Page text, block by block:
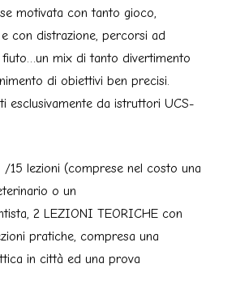
motivata con tanto gioco,
con distrazione, percorsi ad
fiuto…un mix di tanto divertimento
di obiettivi ben precisi.
esclusivamente da istruttori UCS-
/15 lezioni (comprese nel costo una
o un
2 LEZIONI TEORICHE con
pratiche, compresa una
in città ed una prova